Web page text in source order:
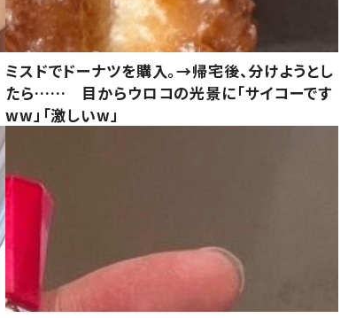
ミスドでドーナツを購入。→帰宅後、分けようとし
たら…… 目からウロコの光景に「サイコーです
ww」「激しいw」